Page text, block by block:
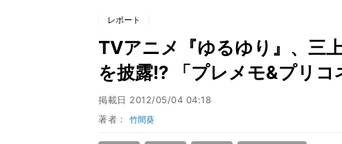
レポート
TVアニメ『ゆるゆり』、三
を披露!? 「プレメモ&プリコ
掲載日 2012/05/04 04:18
著者：竹間葵